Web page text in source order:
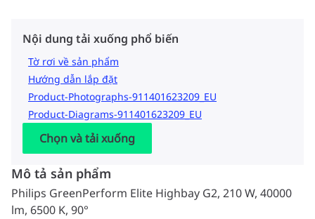
Nội dung tải xuống phổ biến
Tờ rơi về sản phẩm
Hướng dẫn lắp đặt
Product-Photographs-911401623209_EU
Product-Diagrams-911401623209_EU
Chọn và tải xuống
Mô tả sản phẩm
Philips GreenPerform Elite Highbay G2, 210 W, 40000
lm, 6500 K, 90°